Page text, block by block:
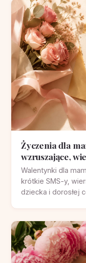
Życzenia dla
wzruszające,
Walentynki dla
krótkie SMS-y,
dziecka i dorosłej